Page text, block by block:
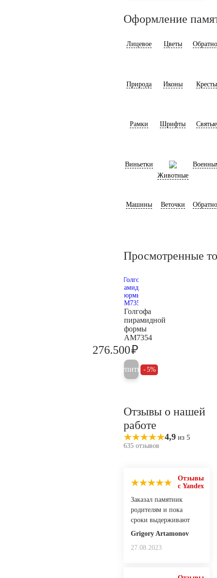
Оформление
Лицевое Цветы
Природа Иконы Кресты
Рамки Шрифты Святые
Виньетки
Животные
Машины Веточки
Просмотренные
Голгофа
пирамидной
формы
AM7354
276.500₽
Купить 5%
Отзывы о нашей
работе
4,9 из 5
635 отзывов
Отзывы
с Yandex
Заказал памятник
родителям и пока
сроки выдерживают
Grigory Artamonov
27.08.2023